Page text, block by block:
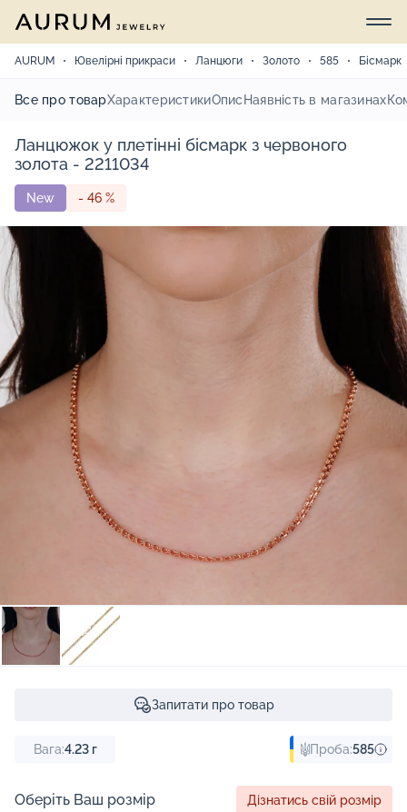
AURUM Ювелірні прикраси Ланцюги Золото 585 Бісмарк
Все про товарХарактеристикиОпис Наявність в магазинах
Ланцюжок у плетінні бісмарк з червоного
золота - 2211034
New - 46 %
Запитати про товар
Вага:4.23г Проба:585
Оберіть Ваш розмір Дізнатись свій розмір